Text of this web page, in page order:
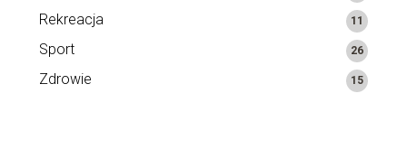
Rekreacja 11
Sport 26
Zdrowie 15